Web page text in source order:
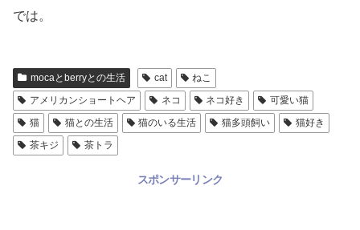
では。
mocaとberryとの生活 cat
ねこ
アメリカンショートヘア
ネコ ネコ好き
可愛い猫
猫
猫との生活 猫のいる生活 猫多頭飼い
猫好き
茶キジ
茶トラ
スポンサーリンク